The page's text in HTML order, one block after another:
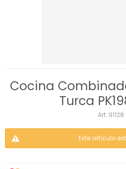
Cocina
Turca
91128
Este artículo